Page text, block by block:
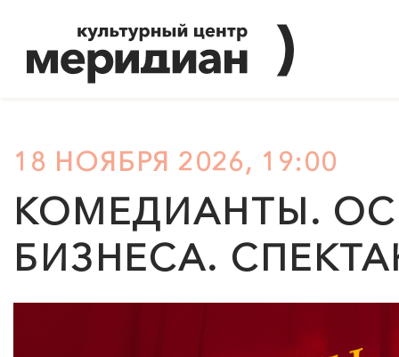
18 НОЯБРЯ 2026, 19:00
КОМЕДИАНТЫ.
БИЗНЕСА.